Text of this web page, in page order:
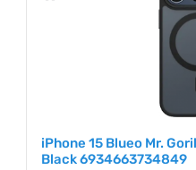
iPhone 15 Blueo Mr.
Black 6934663734849